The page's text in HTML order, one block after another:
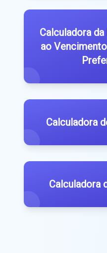
Calculadora
ao
Calculadora
Calculadora